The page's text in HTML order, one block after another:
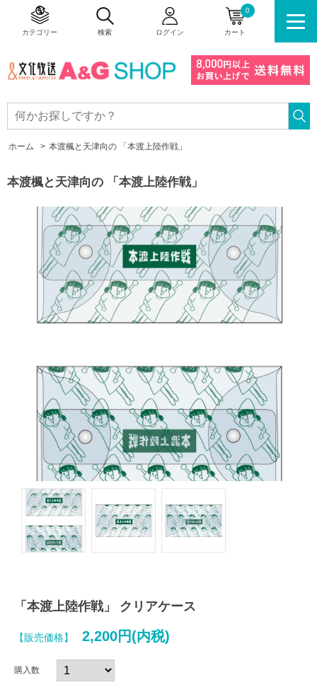
カート
0
ログイン
検索
カテゴリー
ホーム > 本渡楓と天津向の 「本渡上陸作戦」
本渡楓と天津向の 「本渡上陸作戦」
「本渡上陸作戦」 クリアケース
【販売価格】 2,200円(内税)
購入数